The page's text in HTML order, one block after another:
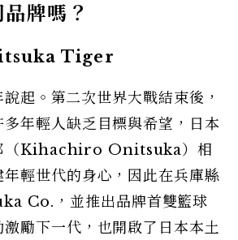
牌嗎？
Tiger
起。第二次世界大戰結束後，
多年輕人缺乏目標與希望，日本
（Kihachiro Onitsuka）相
輕世代的身心，因此在兵庫縣
Co.，並推出品牌首雙籃球
勵下一代，也開啟了日本本土